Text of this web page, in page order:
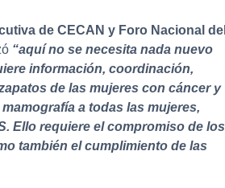
de CECAN y Foro Nacional del
“aquí no se necesita nada nuevo
información, coordinación,
de las mujeres con cáncer y
a todas las mujeres,
Ello requiere el compromiso de los
también el cumplimiento de las